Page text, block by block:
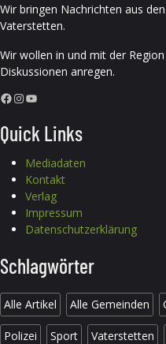
Wir bringen Nachrichten aus
Vaterstetten.
Wir wollen in und mit der
Diskussionen anregen.
Facebook InstagramYouTube
Quick Links
Mediadaten
Kontakt
Verlag
Impressum
Datenschutzerklärung
Schlagwörter
Alle Artikel Alle Gemeinden
Polizei Sport Vaterstetten